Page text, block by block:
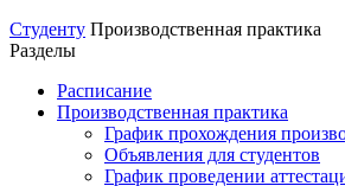
Студенту Производственная практика
Разделы
Расписание
Производственная практика
График прохождения
Объявления для студентов
График проведении